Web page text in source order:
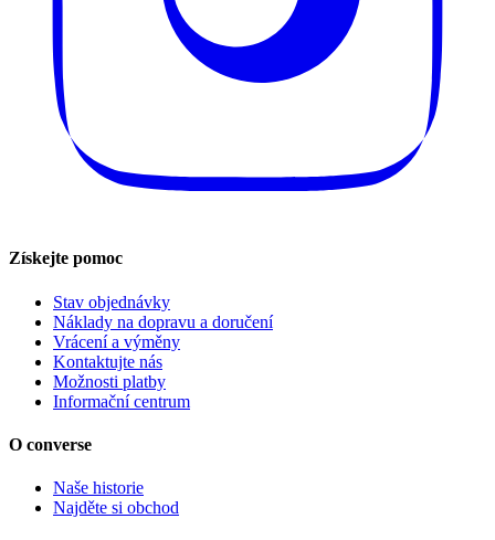
Získejte pomoc
Stav objednávky
Náklady na dopravu a doručení
Vrácení a výměny
Kontaktujte nás
Možnosti platby
Informační centrum
O converse
Naše historie
Najděte si obchod